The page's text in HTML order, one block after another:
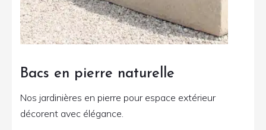
Bacs en pierre naturelle
Nos jardinières en pierre pour espace extérieur
décorent avec élégance.